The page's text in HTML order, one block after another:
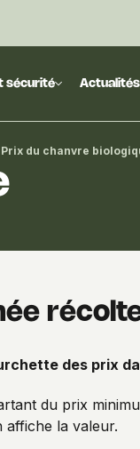
sécurité
Prix du chanvre
des prix
du prix
affiche la valeur.